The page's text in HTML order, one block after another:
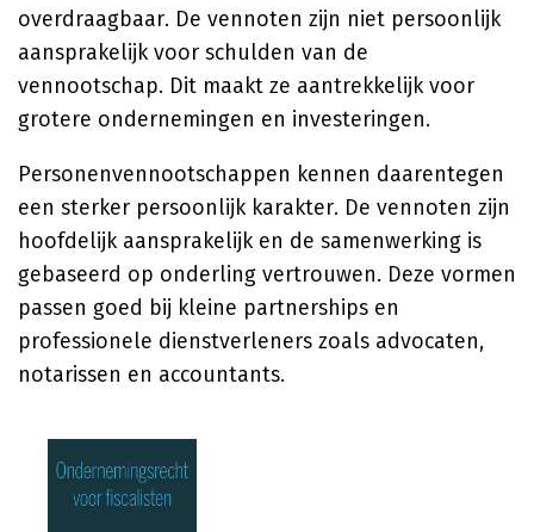
overdraagbaar. De vennoten zijn niet persoonlijk
aansprakelijk voor schulden van de
vennootschap. Dit maakt ze aantrekkelijk voor
grotere ondernemingen en investeringen.
Personenvennootschappen kennen daarentegen
een sterker persoonlijk karakter. De vennoten zijn
hoofdelijk aansprakelijk en de samenwerking is
gebaseerd op onderling vertrouwen. Deze vormen
passen goed bij kleine partnerships en
professionele dienstverleners zoals advocaten,
notarissen en accountants.